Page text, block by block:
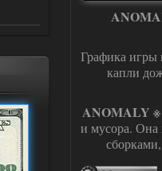
Графика игры
капли
ANOMALY
и мусора. Она